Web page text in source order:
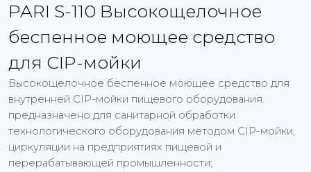
PARI S-110 Высокощелочное
беспенное моющее средство
для CIP-мойки
Высокощелочное беспенное моющее средство для
внутренней CIP-мойки пищевого оборудования.
предназначено для санитарной обработки
технологического оборудования методом CIP-мойки,
циркуляции на предприятиях пищевой и
перерабатывающей промышленности;